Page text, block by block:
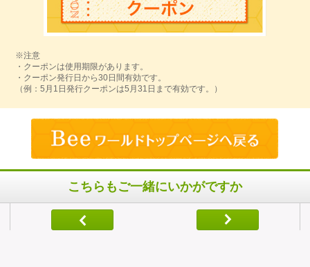
※注意
・クーポンは使用期限があります。
・クーポン発行日から30日間有効です。
（例：5月1日発行クーポンは5月31日まで有効です。）
こちらもご一緒にいかがですか